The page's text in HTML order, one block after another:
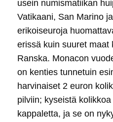
usein numismatiikan
Vatikaani, San Marino
erikoiseuroja
erissä kuin suuret maat
Ranska. Monacon
on kenties tunnetuin
harvinaiset 2 euron
pilviin; kyseistä
kappaletta, ja se on